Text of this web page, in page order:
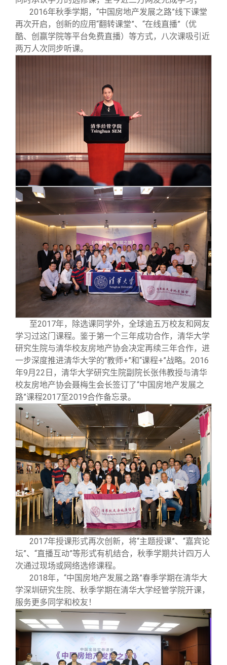
2016年秋季学期，“中国房地产发展之路”线下课堂
再次开启，创新的应用“翻转课堂”、“在线直播”（优
酷、创赢学院等平台免费直播）等方式，八次课吸引近
两万人次同步听课。
至2017年，除选课同学外，全球逾五万校友和网友
学习过这门课程。鉴于第一个三年成功合作，清华大学
研究生院与清华校友房地产协会决定再续三年合作，进
一步深度推进清华大学的“教师+”和“课程+”战略。2016
年9月22日，清华大学研究生院副院长张伟教授与清华
校友房地产协会聂梅生会长签订了“中国房地产发展之
路”课程2017至2019合作备忘录。
2017年授课形式再次创新，将“主题授课”、“嘉宾论
坛”、“直播互动”等形式有机结合，秋季学期共计四万人
次通过现场或网络选修课程。
2018年，“中国房地产发展之路”春季学期在清华大
学深圳研究生院、秋季学期在清华大学经管学院开课，
服务更多同学和校友！